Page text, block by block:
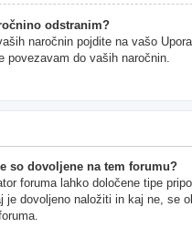
odstranim?
naročnin pojdite na vašo
povezavam do vaših naročnin.
so dovoljene na tem forumu?
foruma lahko določene tipe
je dovoljeno naložiti in kaj ne, se